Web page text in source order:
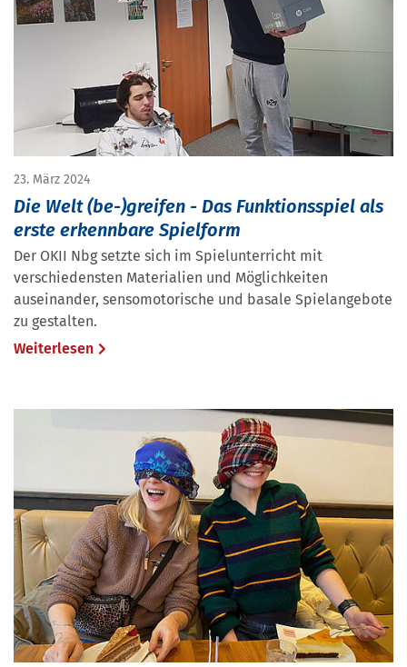
23. März 2024
Die Welt (be-)greifen - Das Funktionsspiel als
erste erkennbare Spielform
Der OKII Nbg setzte sich im Spielunterricht mit
verschiedensten Materialien und Möglichkeiten
auseinander, sensomotorische und basale Spielangebote
zu gestalten.
Weiterlesen